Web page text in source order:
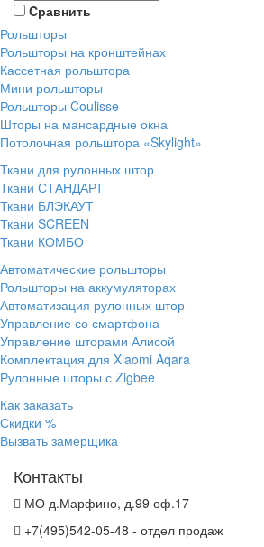
Cравнить
Рольшторы
Рольшторы на кронштейнах
Кассетная рольштора
Мини рольшторы
Рольшторы Coulisse
Шторы на мансардные окна
Потолочная рольштора «Skylight»
Ткани для рулонных штор
Ткани СТАНДАРТ
Ткани БЛЭКАУТ
Ткани SCREEN
Ткани КОМБО
Автоматические рольшторы
Рольшторы на аккумуляторах
Автоматизация рулонных штор
Управление со смартфона
Управление шторами Алисой
Комплектация для Xiaomi Aqara
Рулонные шторы с Zigbee
Как заказать
Скидки %
Вызвать замерщика
Контакты
МО д.Марфино, д.99 оф.17
+7(495)542-05-48 - отдел продаж